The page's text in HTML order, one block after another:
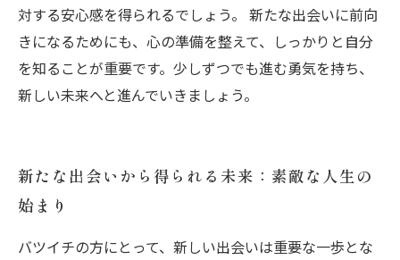
対する安心感を得られるでしょう。 新たな出会いに前向
きになるためにも、心の準備を整えて、しっかりと自分
を知ることが重要です。少しずつでも進む勇気を持ち、
新しい未来へと進んでいきましょう。
新たな出会いから得られる未来：素敵な人生の
始まり
バツイチの方にとって、新しい出会いは重要な一歩とな